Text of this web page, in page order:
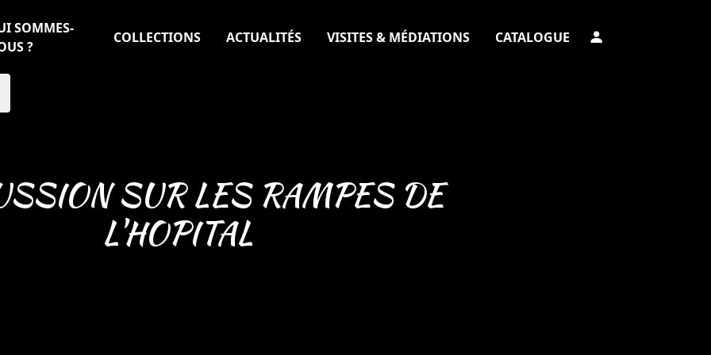
SOMMES-
?
COLLECTIONS ACTUALITÉS VISITES & MÉDIATIONS CATALOGUE
SUR LES RAMPES DE
L'HOPITAL